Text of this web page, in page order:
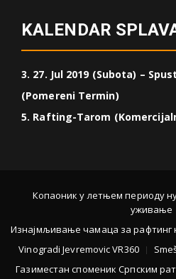
KALENDAR
3. 27. Jul 2019 (Subota) –
(Pomereni Termin)
5. Rafting-Tarom
Копаоник у летњем периоду
уживање
Изнајмљивање чамаца за рафтинг
Vinogradi Jevremovic VR360
Газиместан споменик Српским